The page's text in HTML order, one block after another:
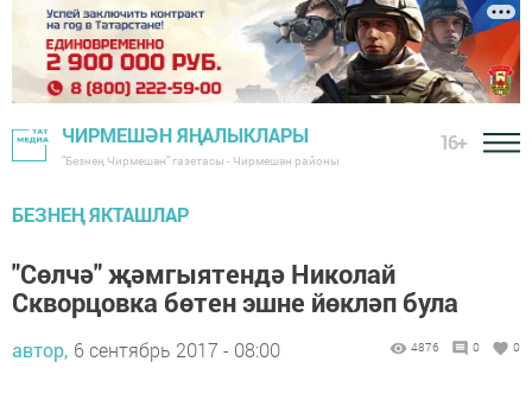
ЧИРМЕШӘН ЯҢАЛЫКЛАРЫ
"Безнең Чирмешән" газетасы - Чирмешән районы
16+
БЕЗНЕҢ ЯКТАШЛАР
"Сөлчә" җәмгыятендә Николай
Скворцовка бөтен эшне йөкләп була
автор, 6 сентябрь 2017 - 08:00 4876 0 0